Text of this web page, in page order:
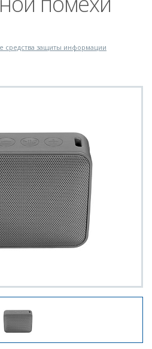
средства защиты информации